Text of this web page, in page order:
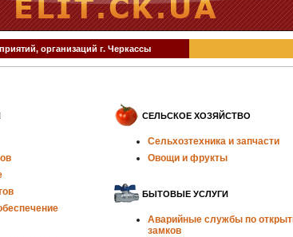
организаций г. Черкассы
СЕЛЬСКОЕ ХОЗЯЙСТВО
Сельхозтехника и запчасти
Овощи и фрукты
БЫТОВЫЕ УСЛУГИ
Аварийные службы по
замков